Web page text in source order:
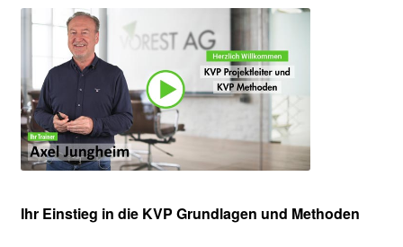
Ihr Einstieg in die KVP Grundlagen und Methoden